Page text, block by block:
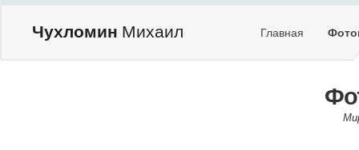
Чухломин Михаил Главная